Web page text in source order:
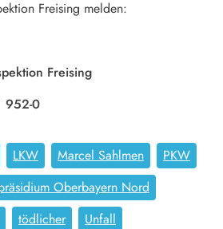
Freising melden:
Freising
952-0
LKW Marcel Sahlmen
PKW
Oberbayern Nord
tödlicher Unfall